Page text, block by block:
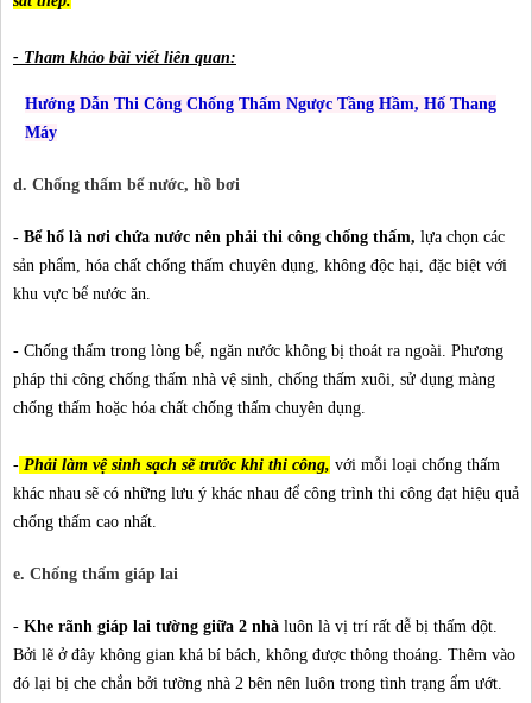
- Tham khảo bài viết liên quan:
Hướng Dẫn Thi Công Chống Thấm Ngược Tầng Hầm, Hố Thang
Máy
d. Chống thấm bể nước, hồ bơi
- Bể hổ là nơi chứa nước nên phải thi công chống thấm, lựa chọn các
sản phẩm, hóa chất chống thấm chuyên dụng, không độc hại, đặc biệt với
khu vực bể nước ăn.
- Chống thấm trong lòng bể, ngăn nước không bị thoát ra ngoài. Phương
pháp thi công chống thấm nhà vệ sinh, chống thấm xuôi, sử dụng màng
chống thấm hoặc hóa chất chống thấm chuyên dụng.
- Phải làm vệ sinh sạch sẽ trước khi thi công, với mỗi loại chống thấm
khác nhau sẽ có những lưu ý khác nhau để công trình thi công đạt hiệu quả
chống thấm cao nhất.
e. Chống thấm giáp lai
- Khe rãnh giáp lai tường giữa 2 nhà luôn là vị trí rất dễ bị thấm dột.
Bởi lẽ ở đây không gian khá bí bách, không được thông thoáng. Thêm vào
đó lại bị che chắn bởi tường nhà 2 bên nên luôn trong tình trạng ẩm ướt.